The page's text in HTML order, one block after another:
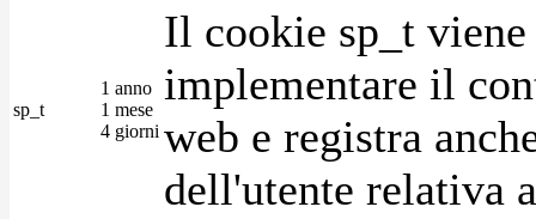
sp_t
1 anno
1 mese
4 giorni
Il cookie sp_t
implementare il
web e registra
dell'utente relativa